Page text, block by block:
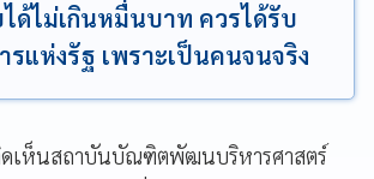
ด้ไม่เกินหมื่นบาท ควรได้รับ
แห่งรัฐ เพราะเป็นคนจนจริง
ดเห็นสถาบันบัณฑิตพัฒนบริหารศาสตร์